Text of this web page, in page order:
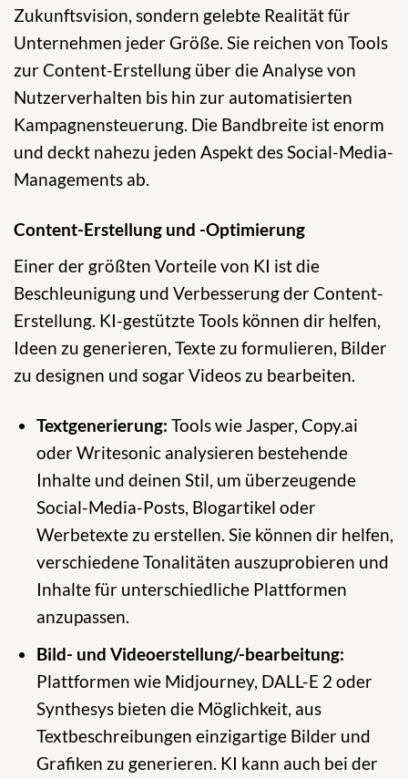
Zukunftsvision, sondern gelebte Realität für
Unternehmen jeder Größe. Sie reichen von Tools
zur Content-Erstellung über die Analyse von
Nutzerverhalten bis hin zur automatisierten
Kampagnensteuerung. Die Bandbreite ist enorm
und deckt nahezu jeden Aspekt des Social-Media-
Managements ab.
Content-Erstellung und -Optimierung
Einer der größten Vorteile von KI ist die
Beschleunigung und Verbesserung der Content-
Erstellung. KI-gestützte Tools können dir helfen,
Ideen zu generieren, Texte zu formulieren, Bilder
zu designen und sogar Videos zu bearbeiten.
Textgenerierung: Tools wie Jasper, Copy.ai
oder Writesonic analysieren bestehende
Inhalte und deinen Stil, um überzeugende
Social-Media-Posts, Blogartikel oder
Werbetexte zu erstellen. Sie können dir helfen,
verschiedene Tonalitäten auszuprobieren und
Inhalte für unterschiedliche Plattformen
anzupassen.
Bild- und Videoerstellung/-bearbeitung:
Plattformen wie Midjourney, DALL-E 2 oder
Synthesys bieten die Möglichkeit, aus
Textbeschreibungen einzigartige Bilder und
Grafiken zu generieren. KI kann auch bei der